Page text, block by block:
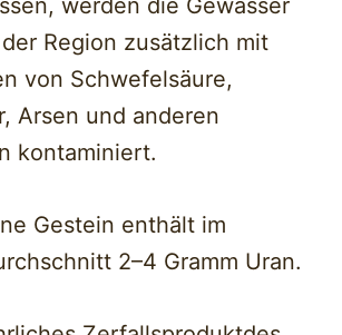
Region zusätzlich mit
von Schwefelsäure,
Arsen und anderen
kontaminiert.
Gestein enthält im
2–4 Gramm Uran.